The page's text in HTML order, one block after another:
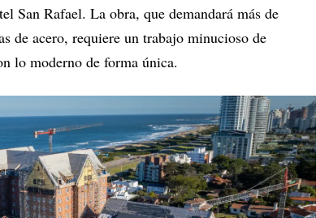
San Rafael. La obra, que demandará más de
de acero, requiere un trabajo minucioso de
lo moderno de forma única.